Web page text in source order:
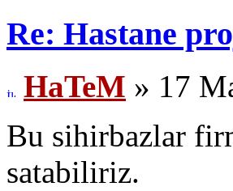
Re: Hastane
HaTeM » 17
Bu sihirbazlar
satabiliriz.